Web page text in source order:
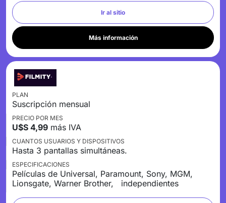
Ir al sitio
Más información
PLAN
Suscripción mensual
PRECIO POR MES
U$S 4,99 más IVA
CUANTOS USUARIOS Y DISPOSITIVOS
Hasta 3 pantallas simultáneas.
ESPECIFICACIONES
Películas de Universal, Paramount, Sony, MGM,
Lionsgate, Warner Brother, independientes